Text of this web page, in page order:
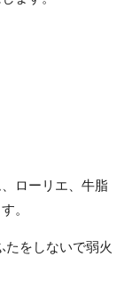
ローリエ、牛脂
。
たをしないで弱火